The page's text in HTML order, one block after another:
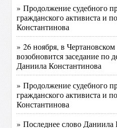
» Продолжение судебного
гражданского активиста и
Константинова
» 26 ноября, в
возобновится заседание по
Даниила Константинова
» Продолжение судебного
гражданского активиста и
Константинова
» Последнее слово Даниила